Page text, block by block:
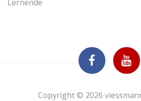
Lernende
Copyright © 2026